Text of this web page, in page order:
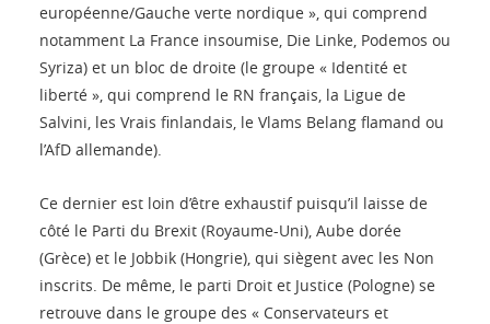
européenne/Gauche verte nordique », qui comprend
notamment La France insoumise, Die Linke, Podemos ou
Syriza) et un bloc de droite (le groupe « Identité et
liberté », qui comprend le RN français, la Ligue de
Salvini, les Vrais finlandais, le Vlams Belang flamand ou
l’AfD allemande).
Ce dernier est loin d’être exhaustif puisqu’il laisse de
côté le Parti du Brexit (Royaume-Uni), Aube dorée
(Grèce) et le Jobbik (Hongrie), qui siègent avec les Non
inscrits. De même, le parti Droit et Justice (Pologne) se
retrouve dans le groupe des « Conservateurs et